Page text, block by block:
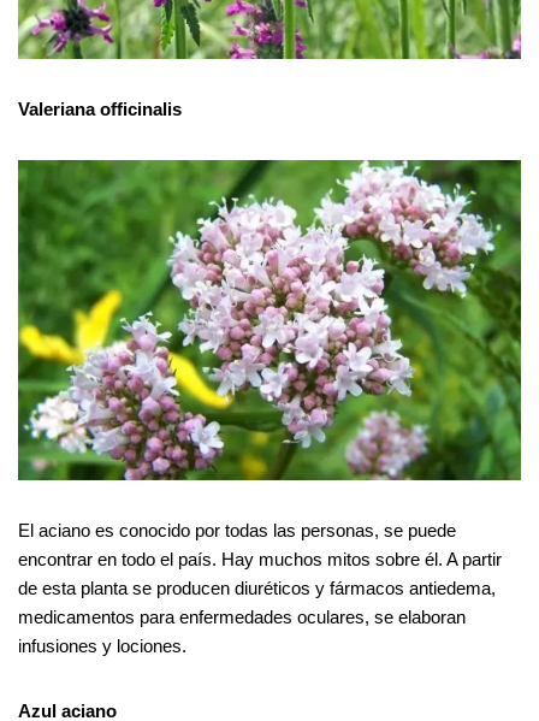
Valeriana officinalis
El aciano es conocido por todas las personas, se puede
encontrar en todo el país. Hay muchos mitos sobre él. A partir
de esta planta se producen diuréticos y fármacos antiedema,
medicamentos para enfermedades oculares, se elaboran
infusiones y lociones.
Azul aciano